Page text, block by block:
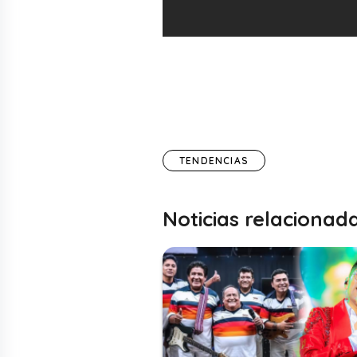
TENDENCIAS
Noticias